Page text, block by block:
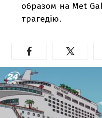
образом на Met
трагедію.